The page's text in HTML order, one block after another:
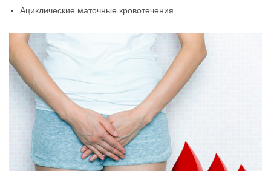
Ациклические маточные кровотечения.